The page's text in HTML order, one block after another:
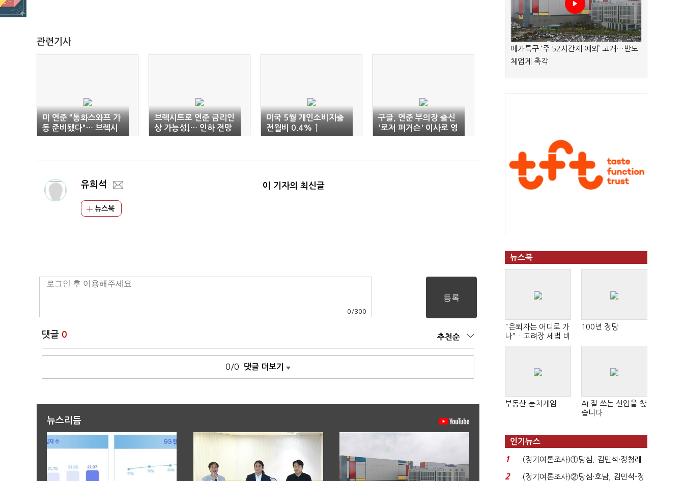
관련기사
미 연준 "통화스와프 가
동 준비됐다"… 브렉시
트 쇼크 최소화 취지
브렉시트로 연준 금리인
상 가능성↓… 인하 전망
도 나와
미국 5월 개인소비지출
전월비 0.4% ↑
구글, 연준 부의장 출신
'로저 퍼거슨' 이사로 영
입
유희석
뉴스북
이 기자의 최신글
0 /300
댓글 0 추천순
0/0 댓글 더보기
뉴스리듬
메가특구 ‘주 52시간제 예외’ 고개…반도
체업계 촉각
뉴스북
"은퇴자는 어디로 가
나"…고려장 세법 비
판 확산
100년 정당
부동산 눈치게임
AI 잘 쓰는 신입을 찾
습니다
인기뉴스
1
(정기여론조사)①당심, 김민석·정청래
'초접전'…대통령 ...
2
(정기여론조사)②당심·호남, 김민석-정